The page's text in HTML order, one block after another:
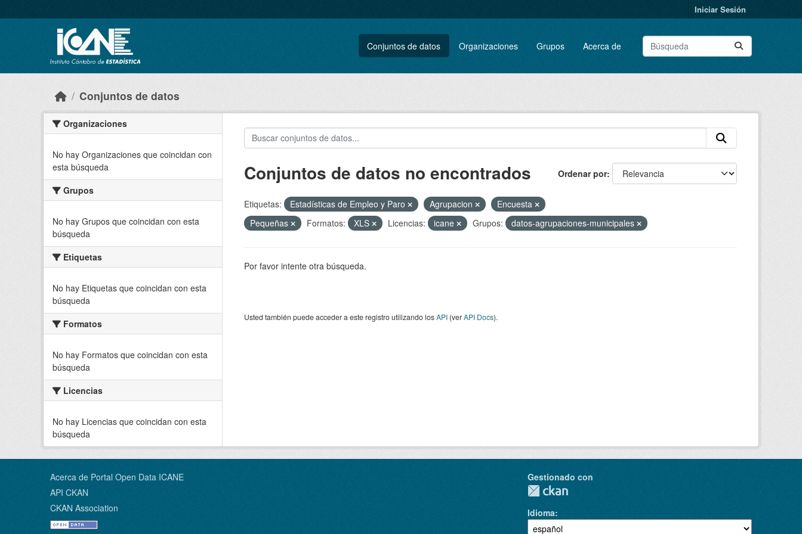
Iniciar Sesión
Conjuntos de datos Organizaciones Grupos Acerca de
Conjuntos de datos
Organizaciones
No hay Organizaciones que coincidan con
esta búsqueda
Grupos
No hay Grupos que coincidan con esta
búsqueda
Etiquetas
No hay Etiquetas que coincidan con esta
búsqueda
Formatos
No hay Formatos que coincidan con esta
búsqueda
Licencias
No hay Licencias que coincidan con esta
búsqueda
Ordenar por
Conjuntos de datos no encontrados
Etiquetas: Estadísticas de Empleo y Paro Agrupacion
Encuesta
Pequeñas
Formatos: XLS Licencias: icane Grupos: datos-agrupaciones-municipales
Por favor intente otra búsqueda.
Usted también puede acceder a este registro utilizando losAPI(verAPI Docs).
Acerca de Portal Open Data ICANE
API CKAN
CKAN Association
Gestionado con
Idioma